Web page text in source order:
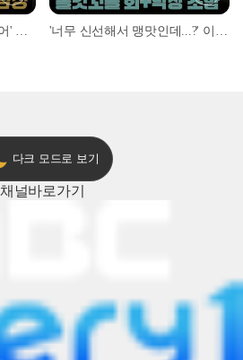
다크 모드로 보기
채널바로가기